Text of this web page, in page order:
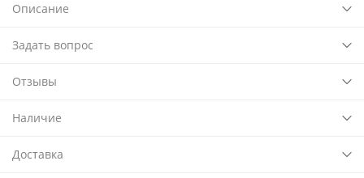
Описание
Задать вопрос
Отзывы
Наличие
Доставка